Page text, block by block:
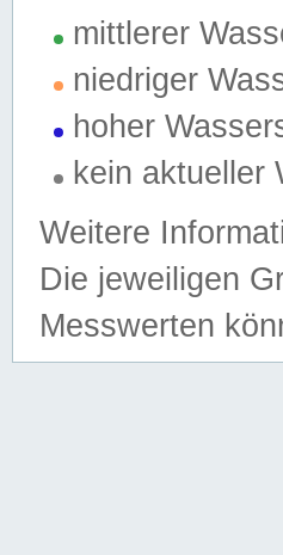
mittlerer
niedriger
hoher
kein aktueller
Weitere
Die jeweiligen
Messwerten